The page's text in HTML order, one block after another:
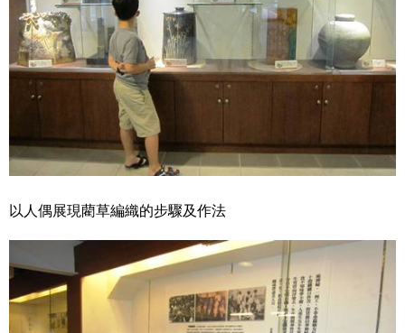
以人偶展現藺草編織的步驟及作法